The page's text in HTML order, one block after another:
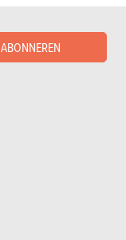
ABONNEREN